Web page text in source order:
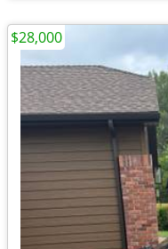
$28,000